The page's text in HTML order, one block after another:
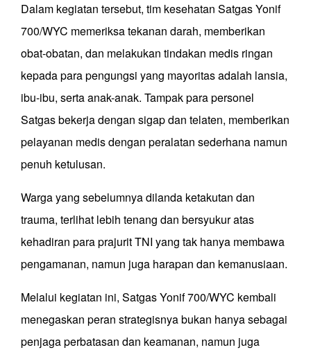
Dalam kegiatan tersebut, tim kesehatan Satgas Yonif
700/WYC memeriksa tekanan darah, memberikan
obat-obatan, dan melakukan tindakan medis ringan
kepada para pengungsi yang mayoritas adalah lansia,
ibu-ibu, serta anak-anak. Tampak para personel
Satgas bekerja dengan sigap dan telaten, memberikan
pelayanan medis dengan peralatan sederhana namun
penuh ketulusan.
Warga yang sebelumnya dilanda ketakutan dan
trauma, terlihat lebih tenang dan bersyukur atas
kehadiran para prajurit TNI yang tak hanya membawa
pengamanan, namun juga harapan dan kemanusiaan.
Melalui kegiatan ini, Satgas Yonif 700/WYC kembali
menegaskan peran strategisnya bukan hanya sebagai
penjaga perbatasan dan keamanan, namun juga